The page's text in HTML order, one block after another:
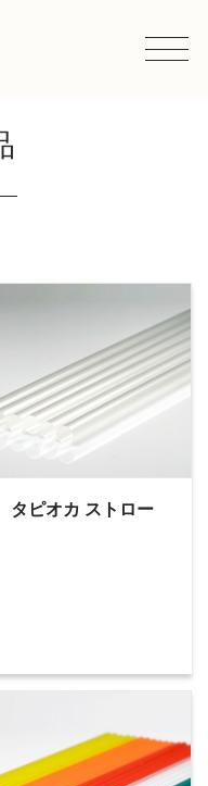
タピオカ ストロー